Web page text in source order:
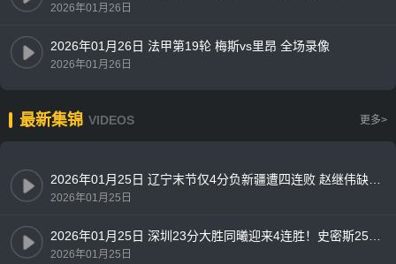
2026年01月26日
2026年01月26日 法甲第19轮 梅斯vs里昂 全场录像
2026年01月26日
最新集锦 VIDEOS 更多>
2026年01月25日
2026年01月25日